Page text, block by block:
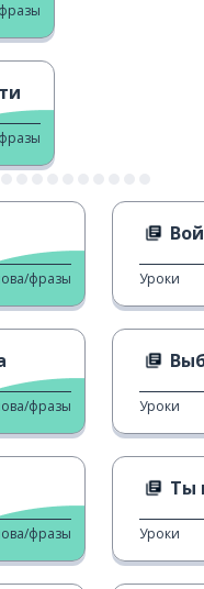
фразы
фразы
фразы
Уроки
Уроки
Ты
Уроки